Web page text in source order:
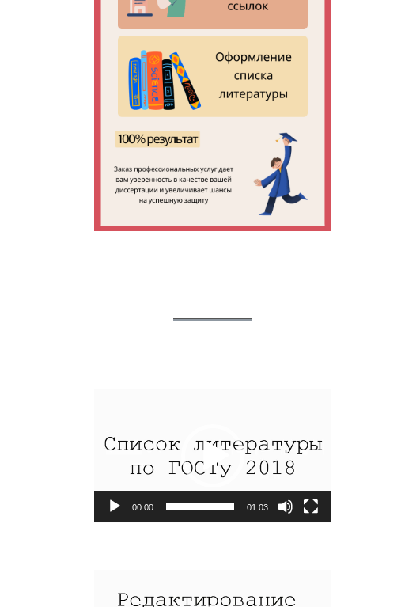
00:00 01:03